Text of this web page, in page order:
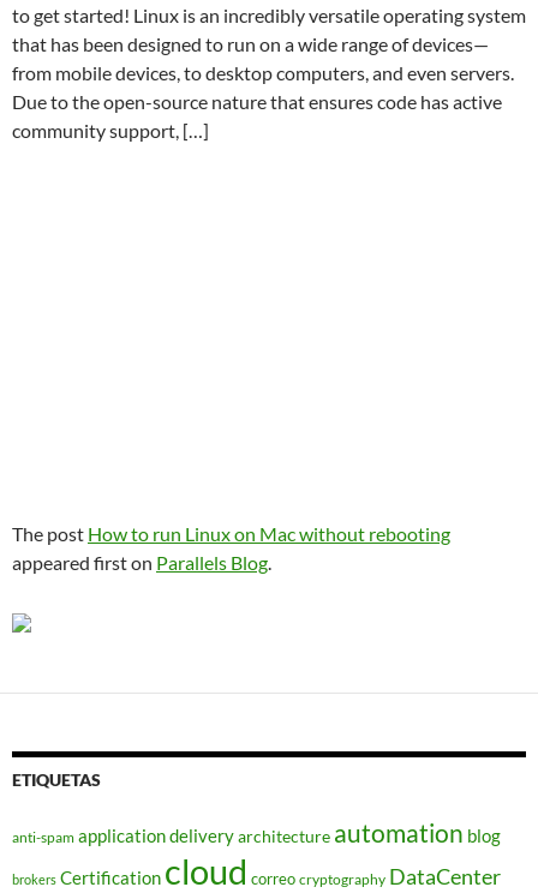
to get started! Linux is an incredibly versatile operating system
that has been designed to run on a wide range of devices—
from mobile devices, to desktop computers, and even servers.
Due to the open-source nature that ensures code has active
community support, […]
The post How to run Linux on Mac without rebooting
appeared first on Parallels Blog.
ETIQUETAS
anti-spam application deliveryarchitecture automation blog
brokers Certification cloud correo cryptography DataCenter